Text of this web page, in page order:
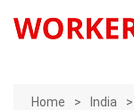
Home India